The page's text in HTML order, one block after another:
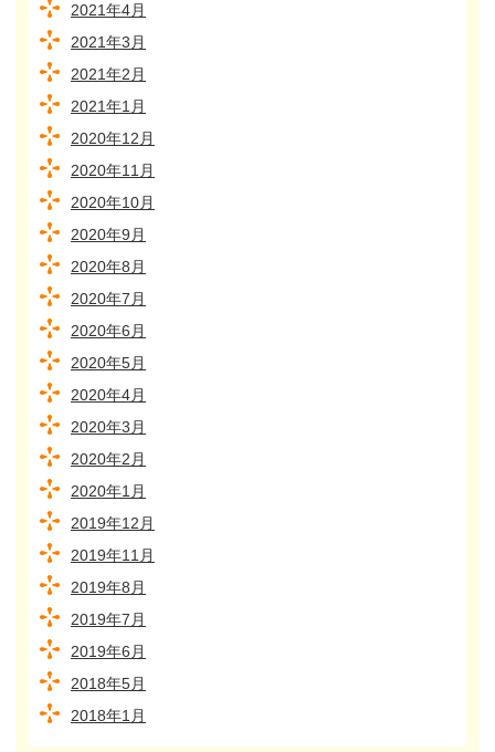
2021年4月
2021年3月
2021年2月
2021年1月
2020年12月
2020年11月
2020年10月
2020年9月
2020年8月
2020年7月
2020年6月
2020年5月
2020年4月
2020年3月
2020年2月
2020年1月
2019年12月
2019年11月
2019年8月
2019年7月
2019年6月
2018年5月
2018年1月